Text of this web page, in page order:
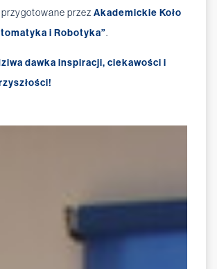
przez Akademickie Koło
i Robotyka”.
dawka inspiracji, ciekawości i